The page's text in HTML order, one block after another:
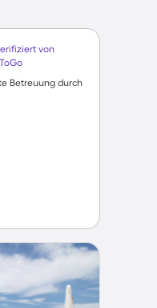
von
Betreuung durch